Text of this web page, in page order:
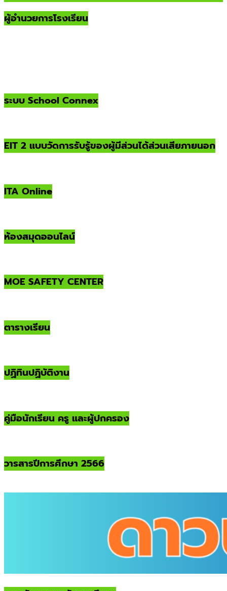
ผู้อำนวยการโรงเรียน
ระบบ School Connex
EIT 2 แบบวัดการรับรู้ของผู้มีส่วนได้ส่วนเสียภายนอก
ITA Online
ห้องสมุดออนไลน์
MOE SAFETY CENTER
ตารางเรียน
ปฏิทินปฏิบัติงาน
คู่มือนักเรียน ครู และผู้ปกครอง
วารสารปีการศึกษา 2566